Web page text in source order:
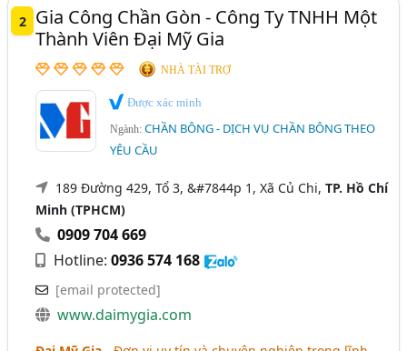
2
Gia Công Chần Gòn - Công Ty TNHH Một
Thành Viên Đại Mỹ Gia
NHÀ TÀI TRỢ
Được xác minh
Ngành:CHẦN BÔNG - DỊCH VỤ CHẦN BÔNG THEO
YÊU CẦU
189 Đường 429, Tổ 3, &#7844p 1, Xã Củ Chi,TP. Hồ Chí
Minh (TPHCM)
0909 704 669
Hotline:0936 574 168
[email protected]
www.daimygia.com